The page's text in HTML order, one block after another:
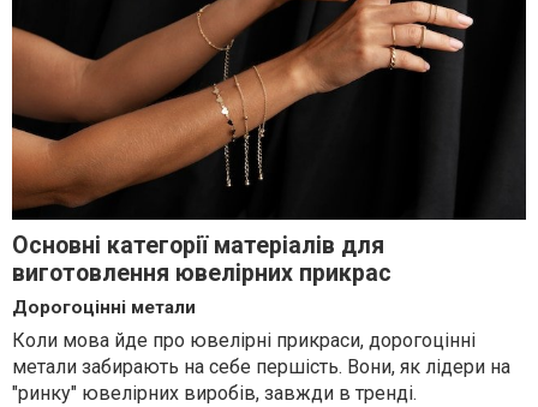
Основні категорії матеріалів для
виготовлення ювелірних прикрас
Дорогоцінні метали
Коли мова йде про ювелірні прикраси, дорогоцінні
метали забирають на себе першість. Вони, як лідери на
"ринку" ювелірних виробів, завжди в тренді.